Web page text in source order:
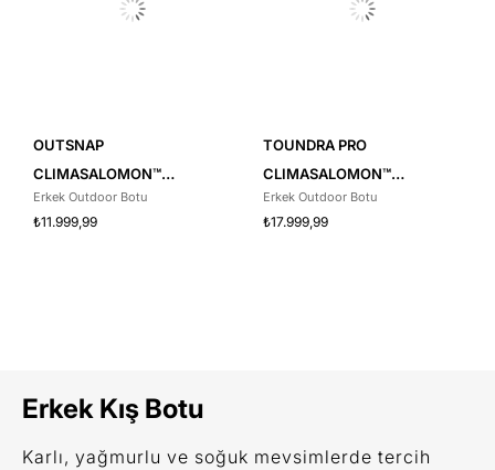
OUTSNAP
CLIMASALOMON™
WATERPROOF
Erkek Outdoor Botu
₺11.999,99
TOUNDRA PRO
CLIMASALOMON™
WATERPROOF
Erkek Outdoor Botu
₺17.999,99
Erkek Kış Botu
Karlı, yağmurlu ve soğuk mevsimlerde tercih